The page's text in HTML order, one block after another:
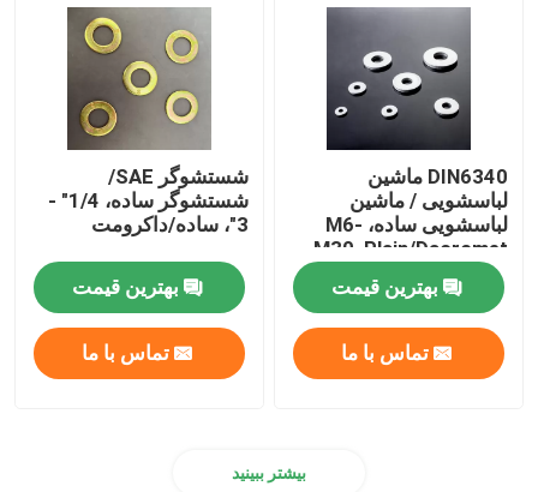
DIN6340 ماشین
لباسشویی / ماشین
لباسشویی ساده، M6-
M30, Plain/Dacromet
بهترین قیمت
تماس با ما
شستشوگر SAE/
شستشوگر ساده، 1/4" -
3"، ساده/داکرومت
بهترین قیمت
تماس با ما
بیشتر ببینید